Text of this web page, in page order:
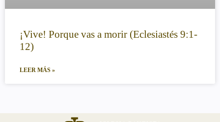
¡Vive! Porque vas a morir (Eclesiastés 9:1-
12)
LEER MÁS »